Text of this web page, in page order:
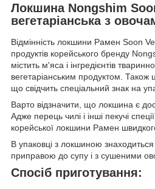
Локшина Nongshim
вегетаріанська з
Відмінність локшини Рамен Soon
продуктів корейського бренду
містить м'яса і інгредієнтів
вегетаріанським продуктом. Також
що свідчить спеціальний знак на
Варто відзначити, що локшина є
Адже перець чилі і інші пекучі
корейської локшини Рамен
В упаковці з локшиною
приправою до супу і з сушеними
Спосіб приготування: